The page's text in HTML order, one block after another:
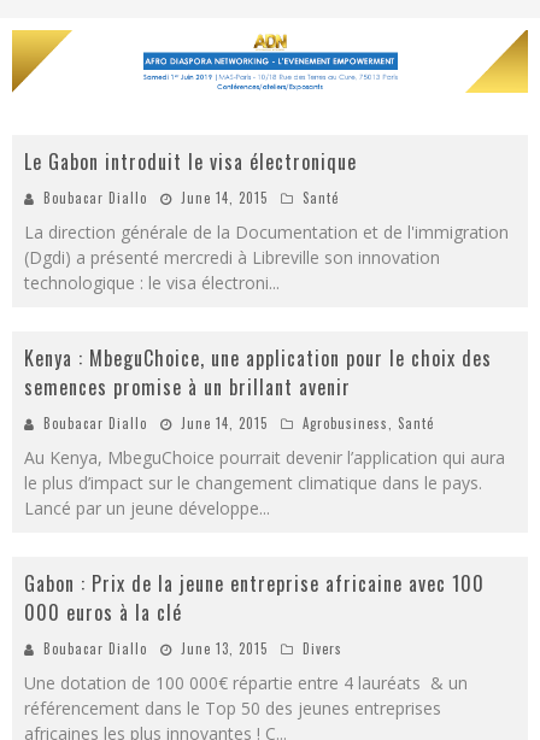
Le Gabon introduit le visa électronique
Boubacar Diallo June 14, 2015 Santé
La direction générale de la Documentation et de l'immigration
(Dgdi) a présenté mercredi à Libreville son innovation
technologique : le visa électroni...
Kenya : MbeguChoice, une application pour le choix des
semences promise à un brillant avenir
Boubacar Diallo June 14, 2015 Agrobusiness, Santé
Au Kenya, MbeguChoice pourrait devenir l’application qui aura
le plus d’impact sur le changement climatique dans le pays.
Lancé par un jeune développe...
Gabon : Prix de la jeune entreprise africaine avec 100
000 euros à la clé
Boubacar Diallo June 13, 2015 Divers
Une dotation de 100 000€ répartie entre 4 lauréats & un
référencement dans le Top 50 des jeunes entreprises
africaines les plus innovantes ! C...